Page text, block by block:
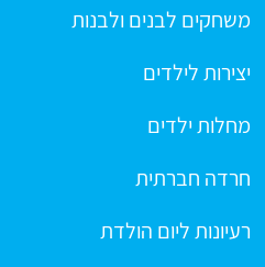
משחקים לבנים ולבנות
יצירות לילדים
מחלות ילדים
חרדה חברתית
רעיונות ליום הולדת